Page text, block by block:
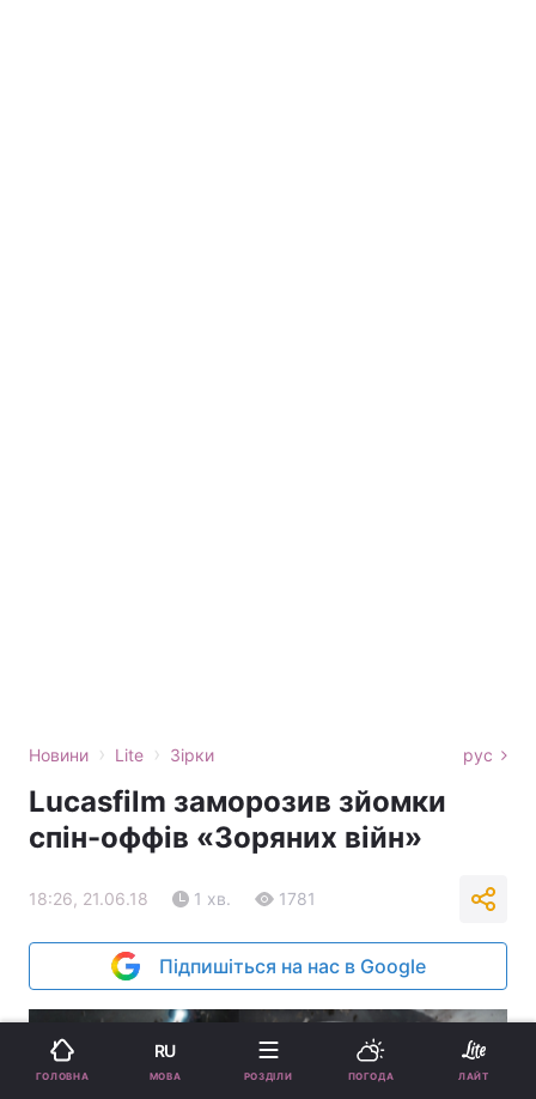
Новини › Lite › Зірки рус
Lucasfilm заморозив зйомки
спін-оффів «Зоряних війн»
18:26, 21.06.18 1 хв. 1781
Підпишіться на нас в Google
ГОЛОВНА
RU
МОВА РОЗДІЛИ ПОГОДА ЛАЙТ